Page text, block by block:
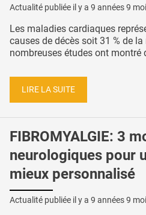
Actualité publiée il y a 9 années 9
Les maladies cardiaques
causes de décès soit 31 % de
nombreuses études ont montré
LIRE LA SUITE
FIBROMYALGIE: 3
neurologiques pour
mieux personnalisé
Actualité publiée il y a 9 années 9